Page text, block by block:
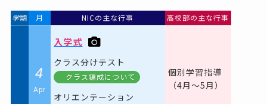
学期 月 NICの主な行事 高校部の主な行事
4
Apr
入学式
クラス分けテスト
クラス編成について
オリエンテーション
個別学習指導
（4月〜5月）